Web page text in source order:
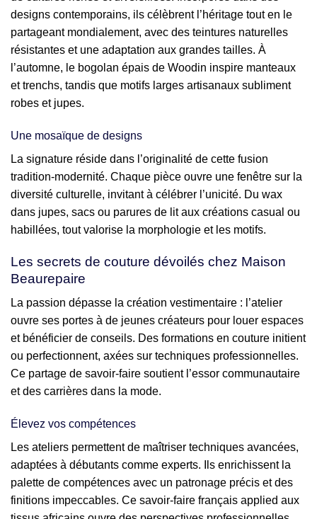
designs contemporains, ils célèbrent l’héritage tout en le
partageant mondialement, avec des teintures naturelles
résistantes et une adaptation aux grandes tailles. À
l’automne, le bogolan épais de Woodin inspire manteaux
et trenchs, tandis que motifs larges artisanaux subliment
robes et jupes.
Une mosaïque de designs
La signature réside dans l’originalité de cette fusion
tradition-modernité. Chaque pièce ouvre une fenêtre sur la
diversité culturelle, invitant à célébrer l’unicité. Du wax
dans jupes, sacs ou parures de lit aux créations casual ou
habillées, tout valorise la morphologie et les motifs.
Les secrets de couture dévoilés chez Maison
Beaurepaire
La passion dépasse la création vestimentaire : l’atelier
ouvre ses portes à de jeunes créateurs pour louer espaces
et bénéficier de conseils. Des formations en couture initient
ou perfectionnent, axées sur techniques professionnelles.
Ce partage de savoir-faire soutient l’essor communautaire
et des carrières dans la mode.
Élevez vos compétences
Les ateliers permettent de maîtriser techniques avancées,
adaptées à débutants comme experts. Ils enrichissent la
palette de compétences avec un patronage précis et des
finitions impeccables. Ce savoir-faire français applied aux